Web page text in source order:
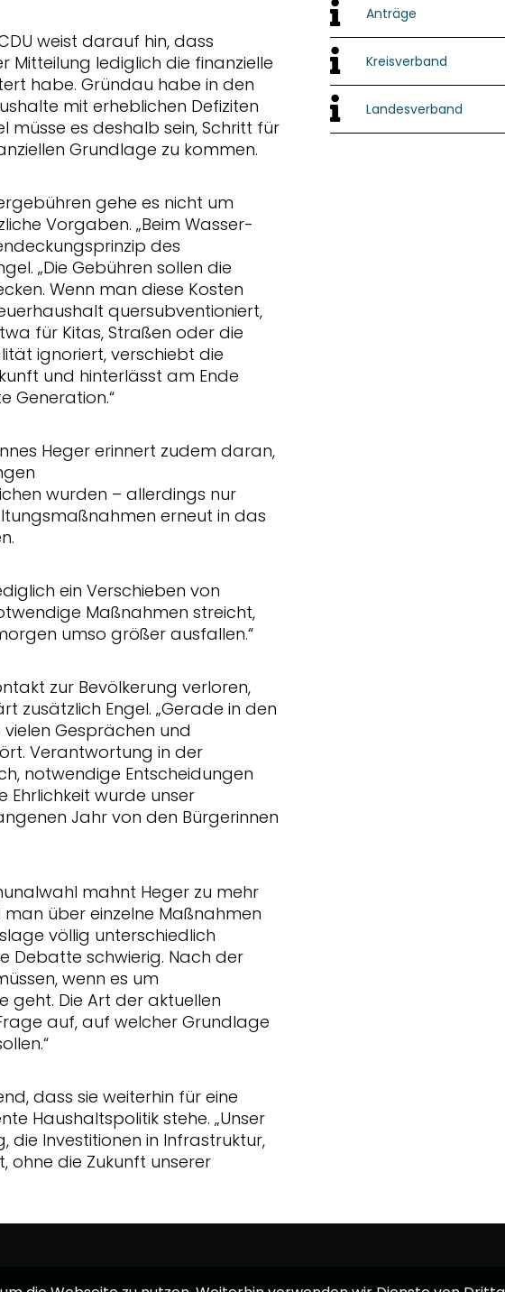
weist darauf hin, dass
Mitteilung lediglich die finanzielle
habe. Gründau habe in den
mit erheblichen Defiziten
müsse es deshalb sein, Schritt für
Grundlage zu kommen.
gehe es nicht um
Vorgaben. „Beim Wasser-
des
„Die Gebühren sollen die
Wenn man diese Kosten
quersubventioniert,
für Kitas, Straßen oder die
ignoriert, verschiebt die
und hinterlässt am Ende
Generation.“
Heger erinnert zudem daran,
wurden – allerdings nur
erneut in das
ein Verschieben von
Maßnahmen streicht,
umso größer ausfallen.“
zur Bevölkerung verloren,
zusätzlich Engel. „Gerade in den
Gesprächen und
Verantwortung in der
notwendige Entscheidungen
Ehrlichkeit wurde unser
Jahr von den Bürgerinnen
mahnt Heger zu mehr
man über einzelne Maßnahmen
völlig unterschiedlich
Debatte schwierig. Nach der
wenn es um
geht. Die Art der aktuellen
auf, auf welcher Grundlage
dass sie weiterhin für eine
Haushaltspolitik stehe. „Unser
die Investitionen in Infrastruktur,
ohne die Zukunft unserer
Anträge
Kreisverband
Landesverband